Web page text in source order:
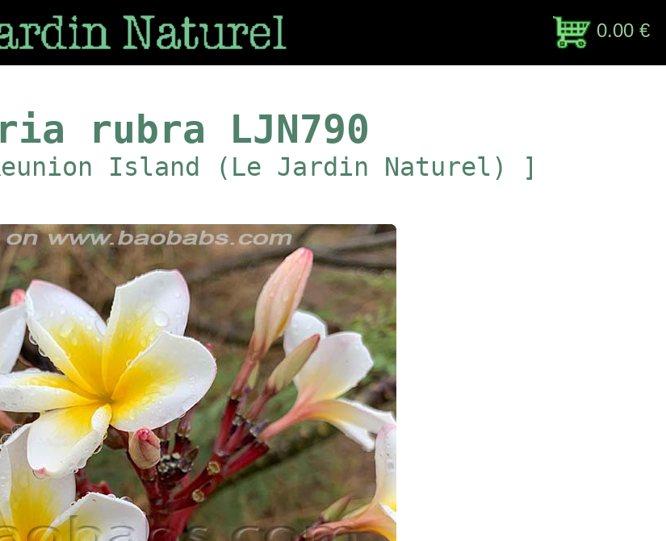
0.00 €
rubra LJN790
Island (Le Jardin Naturel) ]